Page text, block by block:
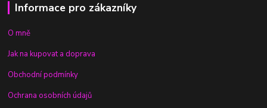
Informace pro zákazníky
O mně
Jak na kupovat a doprava
Obchodní podmínky
Ochrana osobních údajů